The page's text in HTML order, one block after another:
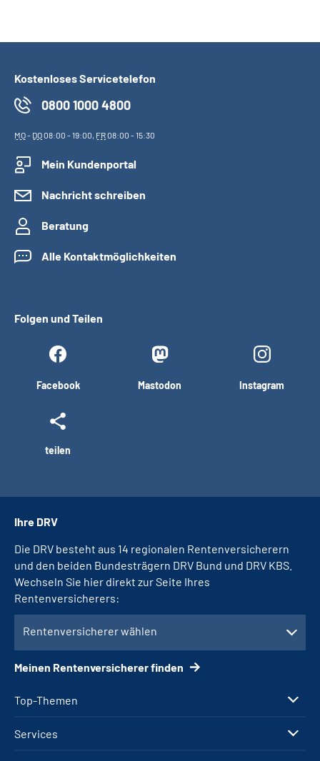
Kostenloses Servicetelefon
0800 1000 4800
MO- DO08:00 - 19:00, FR08:00 - 15:30
Mein Kundenportal
Nachricht schreiben
Beratung
Alle Kontaktmöglichkeiten
Folgen und Teilen
Facebook Mastodon Instagram
teilen
Top-Themen
Services
Ihre DRV
Die DRV besteht aus 14 regionalen Rentenversicherern
und den beiden Bundesträgern DRV Bund und DRV KBS.
Wechseln Sie hier direkt zur Seite Ihres
Rentenversicherers:
Rentenversicherer wählen
Meinen Rentenversicherer finden